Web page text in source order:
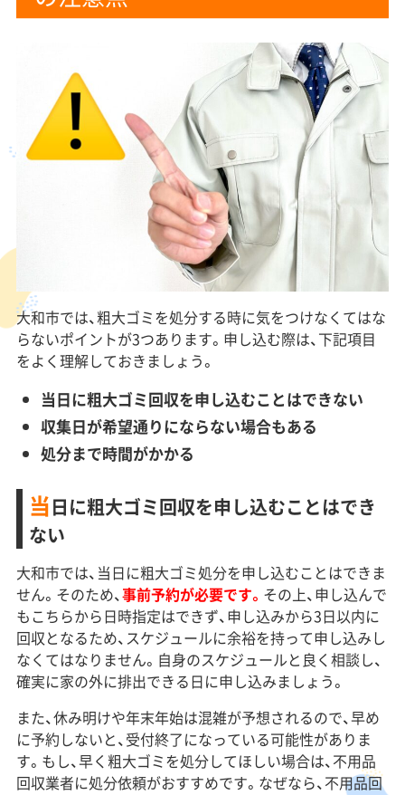
大和市では、粗大ゴミを処分する時に気をつけなくてはな
らないポイントが3つあります。申し込む際は、下記項目
をよく理解しておきましょう。
当日に粗大ゴミ回収を申し込むことはできない
収集日が希望通りにならない場合もある
処分まで時間がかかる
当日に粗大ゴミ回収を申し込むことはでき
ない
大和市では、当日に粗大ゴミ処分を申し込むことはできま
せん。そのため、事前予約が必要です。 その上、申し込んで
もこちらから日時指定はできず、申し込みから3日以内に
回収となるため、スケジュールに余裕を持って申し込みし
なくてはなりません。自身のスケジュールと良く相談し、
確実に家の外に排出できる日に申し込みましょう。
また、休み明けや年末年始は混雑が予想されるので、早め
に予約しないと、受付終了になっている可能性がありま
す。もし、早く粗大ゴミを処分してほしい場合は、不用品
回収業者に処分依頼がおすすめです。なぜなら、不用品回